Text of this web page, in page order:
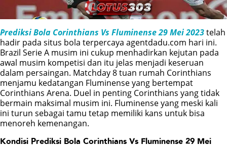
FISH
SPORTS
POKER
BONUS
LIVE CHAT
Prediksi Bola Corinthians Vs Fluminense 29 Mei 2023telah
hadir pada situs bola terpercaya agentdadu.com hari ini.
Brazil Serie A musim ini cukup menhadirkan kejutan pada
awal musim kompetisi dan itu jelas menjadi keseruan
dalam persaingan. Matchday 8 tuan rumah Corinthians
menjamu kedatangan Fluminense yang bertempat
Corinthians Arena. Duel in penting Corinthians yang tidak
bermain maksimal musim ini. Fluminense yang meski kali
ini turun sebagai tamu tetap memiliki kans untuk bisa
menoreh kemenangan.
Kondisi Prediksi Bola Corinthians Vs Fluminense 29 Mei